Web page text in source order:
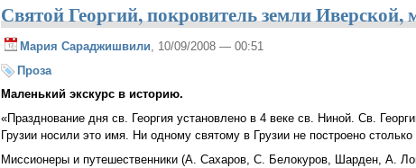
Святой Георгий, покровитель земли Иверской,
Мария Сараджишвили , 10/09/2008 — 00:51
Проза
Маленький экскурс в историю.
«Празднование дня св. Георгия установлено в 4 веке св. Ниной. Св.
Грузии носили это имя. Ни одному святому в Грузии не построено
Миссионеры и путешественники (А. Сахаров, С. Белокуров, Шарден, А.